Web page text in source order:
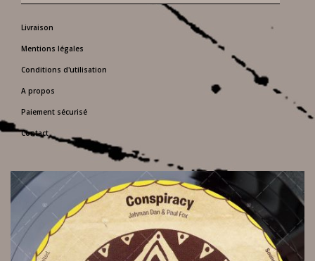
Livraison
Mentions légales
Conditions d'utilisation
A propos
Paiement sécurisé
Contact